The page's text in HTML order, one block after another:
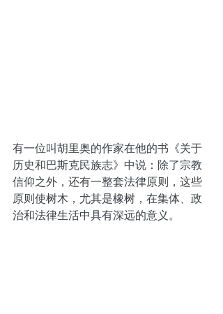
有一位叫胡里奥的作家在他的书《关于
历史和巴斯克民族志》中说：除了宗教
信仰之外，还有一整套法律原则，这些
原则使树木，尤其是橡树，在集体、政
治和法律生活中具有深远的意义。